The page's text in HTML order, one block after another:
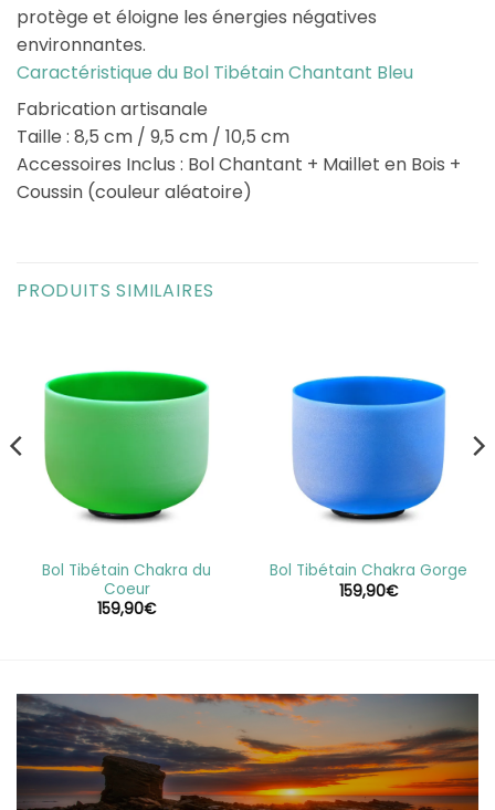
protège et éloigne les énergies négatives
environnantes.
Caractéristique du Bol Tibétain Chantant Bleu
Fabrication artisanale
Taille : 8,5 cm / 9,5 cm / 10,5 cm
Accessoires Inclus : Bol Chantant + Maillet en Bois +
Coussin (couleur aléatoire)
PRODUITS SIMILAIRES
Bol Tibétain Chakra du
Coeur
159,90€
Bol Tibétain Chakra Gorge
159,90€